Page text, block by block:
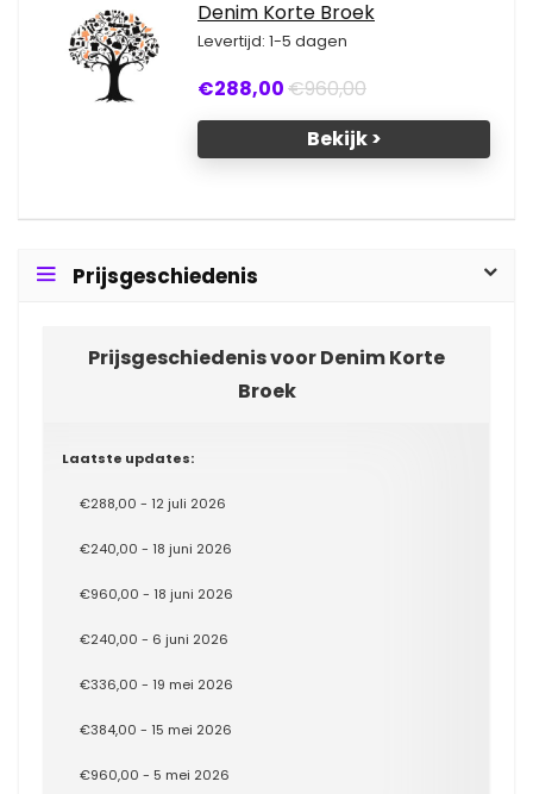
Denim Korte Broek
Levertijd: 1-5 dagen
€288,00€960,00
Bekijk >
Prijsgeschiedenis
Prijsgeschiedenis voor Denim Korte
Broek
Laatste updates:
€288,00 - 12 juli 2026
€240,00 - 18 juni 2026
€960,00 - 18 juni 2026
€240,00 - 6 juni 2026
€336,00 - 19 mei 2026
€384,00 - 15 mei 2026
€960,00 - 5 mei 2026